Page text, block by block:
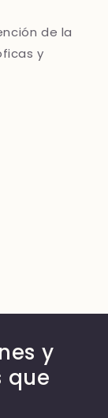
de la
y
y
que